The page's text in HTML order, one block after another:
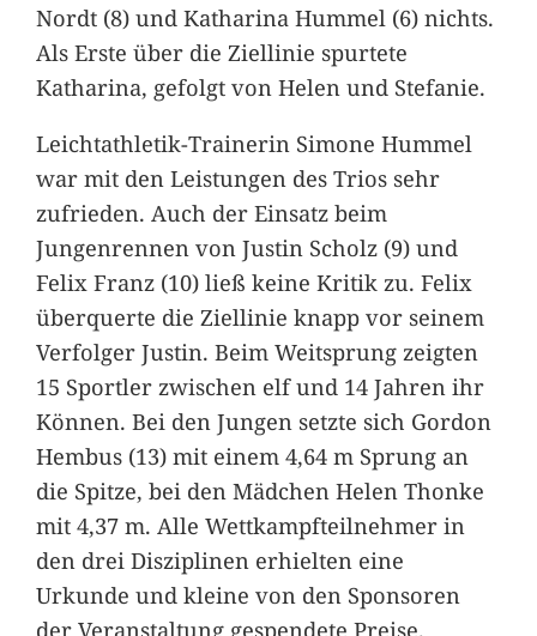
Nordt (8) und Katharina Hummel (6) nichts.
Als Erste über die Ziellinie spurtete
Katharina, gefolgt von Helen und Stefanie.
Leichtathletik-Trainerin Simone Hummel
war mit den Leistungen des Trios sehr
zufrieden. Auch der Einsatz beim
Jungenrennen von Justin Scholz (9) und
Felix Franz (10) ließ keine Kritik zu. Felix
überquerte die Ziellinie knapp vor seinem
Verfolger Justin. Beim Weitsprung zeigten
15 Sportler zwischen elf und 14 Jahren ihr
Können. Bei den Jungen setzte sich Gordon
Hembus (13) mit einem 4,64 m Sprung an
die Spitze, bei den Mädchen Helen Thonke
mit 4,37 m. Alle Wettkampfteilnehmer in
den drei Disziplinen erhielten eine
Urkunde und kleine von den Sponsoren
der Veranstaltung gespendete Preise.